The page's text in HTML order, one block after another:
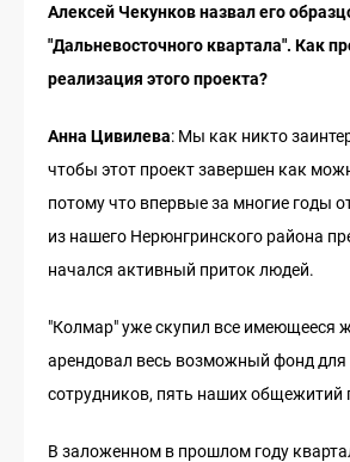
Алексей Чекунков назвал его
"Дальневосточного квартала". Как
реализация этого проекта?
Анна Цивилева: Мы как никто
чтобы этот проект завершен как
потому что впервые за многие годы
из нашего Нерюнгринского района
начался активный приток людей.
"Колмар" уже скупил все имеющееся
арендовал весь возможный фонд
сотрудников, пять наших общежитий
В заложенном в прошлом году